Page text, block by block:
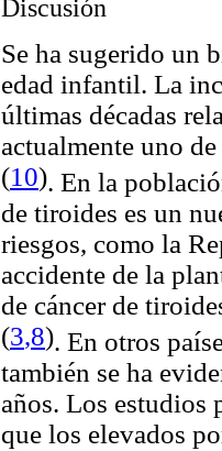
Discusión
Se ha sugerido un
edad infantil. La
últimas décadas
actualmente uno
(10). En la
de tiroides es un
riesgos, como la
accidente de la
de cáncer de
(3,8). En otros
también se ha
años. Los estudios
que los elevados